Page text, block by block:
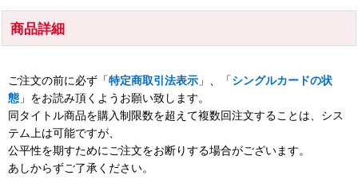
商品詳細
ご注文の前に必ず「特定商取引法表示 」、「シングルカードの状
態 」をお読み頂くようお願い致します。
同タイトル商品を購入制限数を超えて複数回注文することは、シス
テム上は可能ですが、
公平性を期すためにご注文をお断りする場合がございます。
あしからずご了承ください。